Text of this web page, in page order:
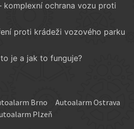
komplexní ochrana vozu proti
proti krádeži vozového parku
je a jak to funguje?
Brno
Autoalarm Ostrava
Plzeň